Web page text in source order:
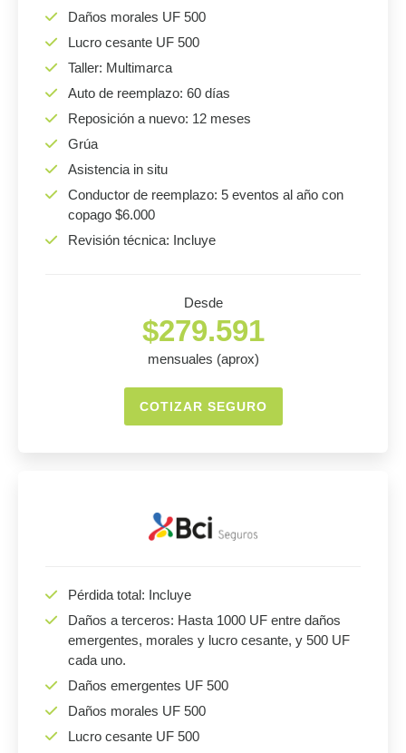
Daños morales UF 500
Lucro cesante UF 500
Taller: Multimarca
Auto de reemplazo: 60 días
Reposición a nuevo: 12 meses
Grúa
Asistencia in situ
Conductor de reemplazo: 5 eventos al año con
copago $6.000
Revisión técnica: Incluye
Desde
$279.591
mensuales (aprox)
COTIZAR SEGURO
Pérdida total: Incluye
Daños a terceros: Hasta 1000 UF entre daños
emergentes, morales y lucro cesante, y 500 UF
cada uno.
Daños emergentes UF 500
Daños morales UF 500
Lucro cesante UF 500